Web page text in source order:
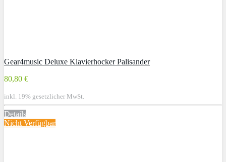
Gear4music Deluxe Klavierhocker Palisander
80,80 €
inkl. 19% gesetzlicher MwSt.
Details
Nicht Verfügbar